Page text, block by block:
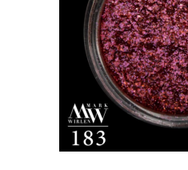
перевозчика, интернет
ответственности за